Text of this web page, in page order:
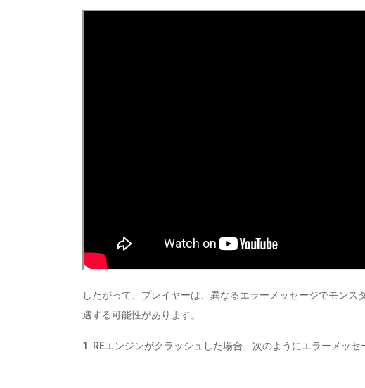
したがって、プレイヤーは、異なるエラーメッセージでモン
遇する可能性があります。
1. REエンジンがクラッシュした場合、次のようにエラーメッセ